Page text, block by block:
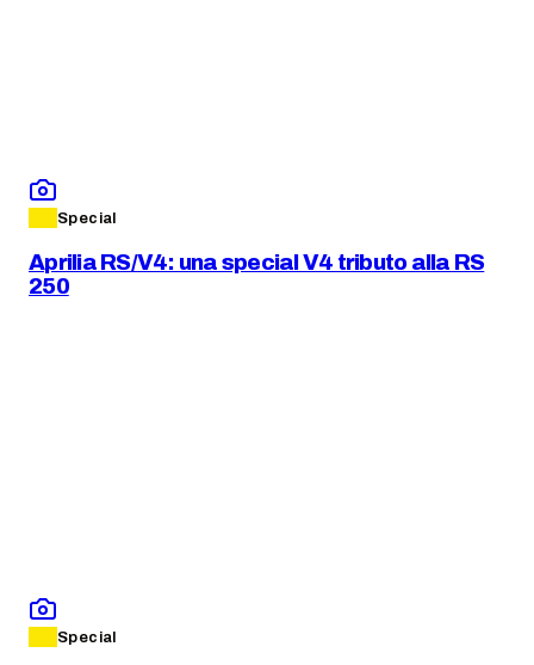
Special
Aprilia RS/V4: una special V4 tributo alla RS
250
Special